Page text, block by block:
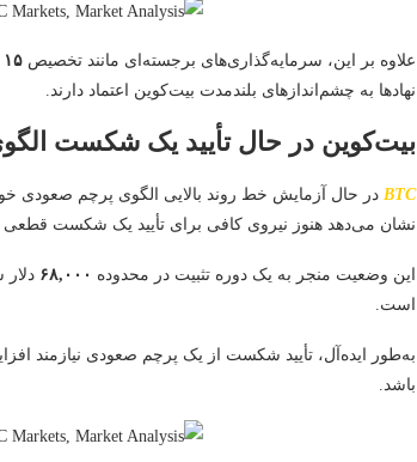
علاوه بر این، سرمایه‌گذاری‌های برجسته‌ای مانند تخصیص۱۵
نهادها به چشم‌اندازهای بلندمدت بیت‌کوین اعتماد دارند.
بیت‌کوین در حال تأیید یک شکست
BTC در حال آزمایش خط روند بالایی الگوی پرچم صعودی
نشان می‌دهد هنوز نیروی کافی برای تأیید یک شکست قطعی
این وضعیت منجر به یک دوره تثبیت در محدوده ۶۸,۰۰۰
است.
به‌طور ایده‌آل، تأیید شکست از یک پرچم صعودی نیازمند
باشد.